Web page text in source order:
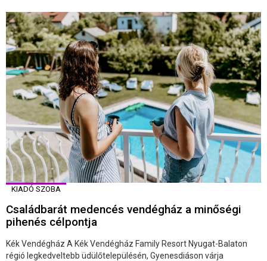
KIADÓ SZOBA
Családbarát medencés vendégház a minőségi
pihenés célpontja
Kék Vendégház A Kék Vendégház Family Resort Nyugat-Balaton
régió legkedveltebb üdülőtelepülésén, Gyenesdiáson várja